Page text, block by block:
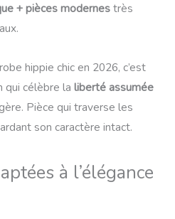
+ pièces modernestrès
hippie chic en 2026, c’est
qui célèbre la liberté assumée
Pièce qui traverse les
son caractère intact.
à l’élégance